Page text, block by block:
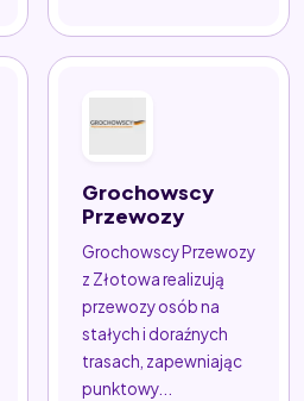
Grochowscy
Przewozy
Grochowscy Przewozy
z Złotowa realizują
przewozy osób na
stałych i doraźnych
trasach, zapewniając
punktowy...